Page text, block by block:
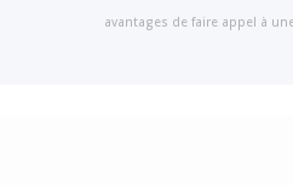
avantages de faire appel à